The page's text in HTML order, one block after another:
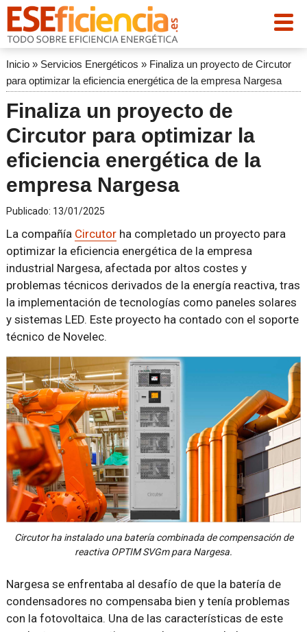
Inicio» Servicios Energéticos » Finaliza un proyecto de Circutor
para optimizar la eficiencia energética de la empresa Nargesa
Finaliza un proyecto de
Circutor para optimizar la
eficiencia energética de la
empresa Nargesa
Publicado: 13/01/2025
La compañía Circutorha completado un proyecto para
optimizar la eficiencia energética de la empresa
industrial Nargesa, afectada por altos costes y
problemas técnicos derivados de la energía reactiva, tras
la implementación de tecnologías como paneles solares
y sistemas LED. Este proyecto ha contado con el soporte
técnico de Novelec.
Circutor ha instalado una batería combinada de compensación de
reactiva OPTIM SVGm para Nargesa.
Nargesa se enfrentaba al desafío de que la batería de
condensadores no compensaba bien y tenía problemas
con la fotovoltaica. Una de las características de este